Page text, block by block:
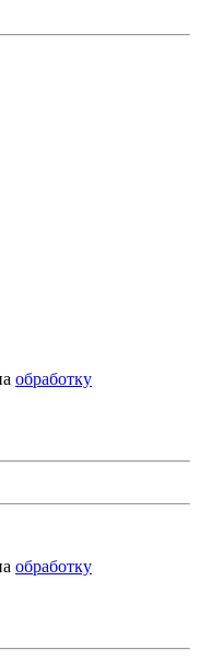
обработку
обработку